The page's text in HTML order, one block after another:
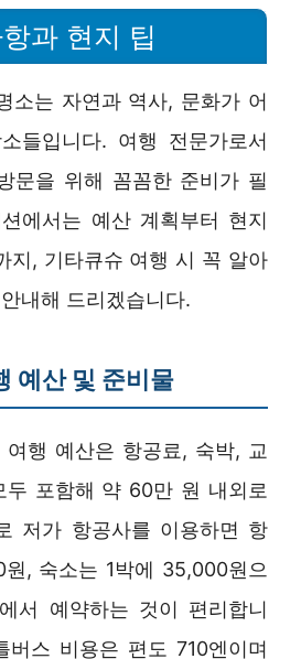
과 현지 팁
소는 자연과 역사, 문화가 어
들입니다. 여행 전문가로서
문을 위해 꼼꼼한 준비가 필
에서는 예산 계획부터 현지
지, 기타큐슈 여행 시 꼭 알아
내해 드리겠습니다.
예산 및 준비물
행 예산은 항공료, 숙박, 교
두 포함해 약 60만 원 내외로
저가 항공사를 이용하면 항
, 숙소는 1박에 35,000원으
서 예약하는 것이 편리합니
버스 비용은 편도 710엔이며